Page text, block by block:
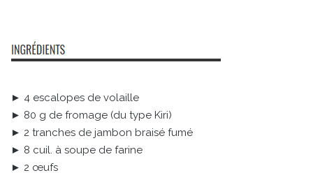
► 4 escalopes de volaille
► 80 g de fromage (du type Kiri)
► 2 tranches de jambon braisé fumé
► 8 cuil. à soupe de farine
► 2 œufs